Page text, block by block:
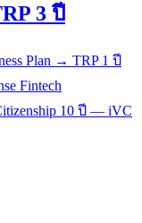
3 ปี
Plan → TRP 1 ปี
Fintech
10 ปี — iVC